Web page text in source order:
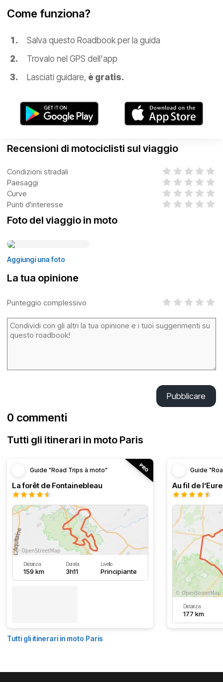
Come funziona?
Salva questo Roadbook per la guida
Trovalo nel GPS dell'app
Lasciati guidare, è gratis.
Recensioni di motociclisti sul viaggio
Condizioni stradali
Paesaggi
Curve
Punti d'interesse
Foto del viaggio in moto
Aggiungi una foto
La tua opinione
Punteggio complessivo
Pubblicare
0 commenti
Tutti gli itinerari in moto Paris
Guide "Road Trips à moto"
La forêt de Fontainebleau
Distanza
159 km
Durata
3h11
Livello
Principiante
Guide
Au fil de l’Eure
Distanza
177 km
Tutti gli itinerari in moto Paris